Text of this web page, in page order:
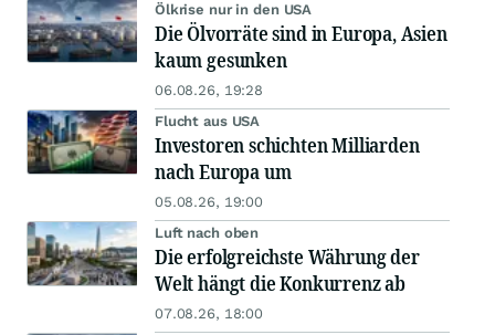
Ölkrise nur in den USA
Die Ölvorräte sind in Europa, Asien
kaum gesunken
06.08.26, 19:28
Flucht aus USA
Investoren schichten Milliarden
nach Europa um
05.08.26, 19:00
Luft nach oben
Die erfolgreichste Währung der
Welt hängt die Konkurrenz ab
07.08.26, 18:00